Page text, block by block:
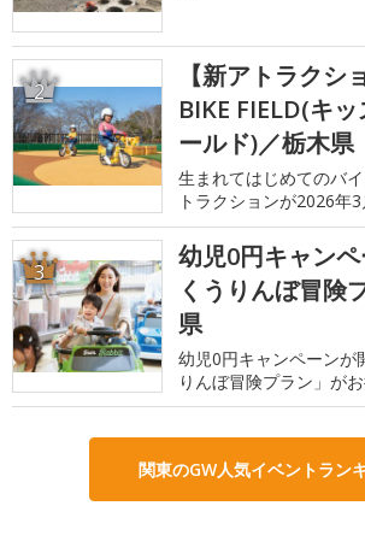
2
【新アトラクシ
BIKE FIELD(キ
ールド)／栃木県
生まれてはじめてのバ
トラクションが2026年
3
幼児0円キャン
くうりんぼ冒険
県
幼児0円キャンペーンが
りんぼ冒険プラン」が
関東のGW人気イベントラン